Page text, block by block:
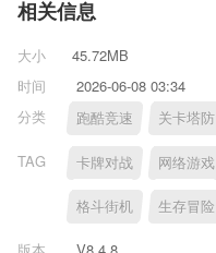
相关信息
大小
45.72MB
时间
2026-06-08 03:34
分类
跑酷竞速 关卡塔防
TAG 卡牌对战 网络游戏
格斗街机 生存冒险